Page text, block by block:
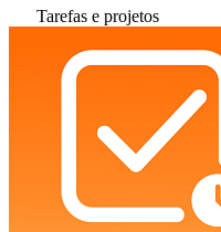
Tarefas e projetos